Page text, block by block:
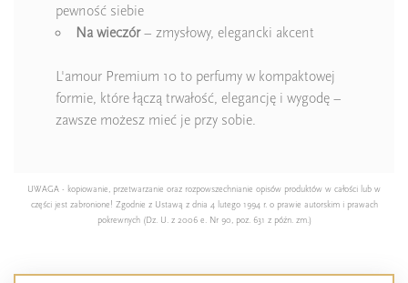
pewność siebie
Na wieczór– zmysłowy, elegancki akcent
L'amour Premium 10 to perfumy w kompaktowej
formie, które łączą trwałość, elegancję i wygodę –
zawsze możesz mieć je przy sobie.
UWAGA - kopiowanie, przetwarzanie oraz rozpowszechnianie opisów produktów w całości lub w
części jest zabronione! Zgodnie z Ustawą z dnia 4 lutego 1994 r. o prawie autorskim i prawach
pokrewnych (Dz. U. z 2006 e. Nr 90, poz. 631 z późn. zm.)